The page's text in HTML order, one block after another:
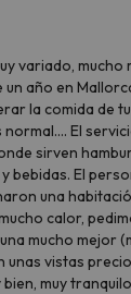
variado, mucho
año en
la comida de
El
sirven
bebidas. El
una
calor,
mucho mejor
unas vistas
muy